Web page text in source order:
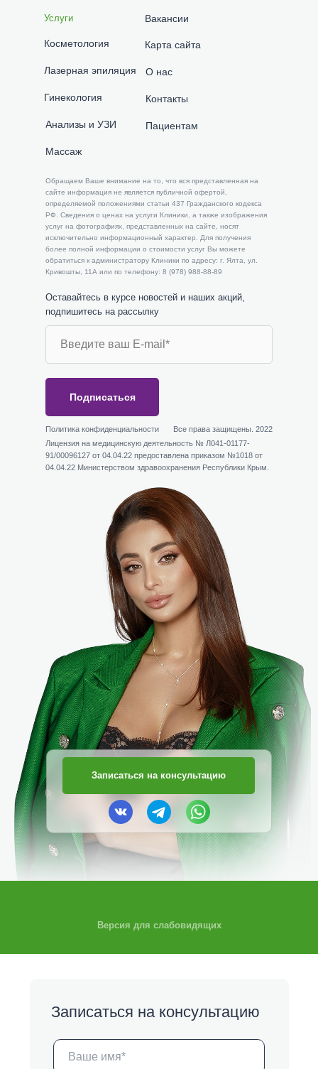
Записаться на консультацию
Подписаться
О нас
Косметология
Лазерная эпиляция
Массаж
Гинекология
Анализы и УЗИ
Услуги
​​Обращаем Ваше внимание на то, что вся представленная на
сайте информация не является публичной офертой,
определяемой положениями статьи 437 Гражданского кодекса
РФ. Сведения о ценах на услуги Клиники, а также изображения
услуг на фотографиях, представленных на сайте, носят
исключительно информационный характер. Для получения
более полной информации о стоимости услуг Вы можете
обратиться к администратору Клиники по адресу: г. Ялта, ул.
Кривошты, 11А или по телефону: 8 (978) 988-88-89
Оставайтесь в курсе новостей и наших акций,
подпишитесь на рассылку
Политика конфиденциальности Все права защищены. 2022
Лицензия на медицинскую деятельность № Л041-01177-
91/00096127 от 04.04.22 предоставлена приказом №1018 от
04.04.22 Министерством здравоохранения Республики Крым.
Версия для слабовидящих
Вакансии
Контакты
Карта сайта
Пациентам
Записаться на консультацию